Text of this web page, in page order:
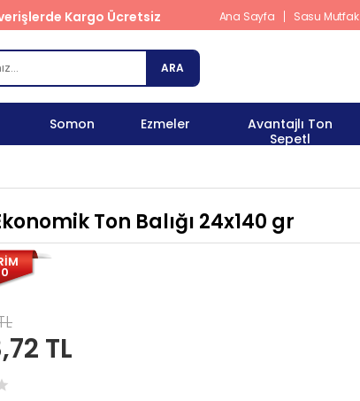
Kargo Ücretsiz Ana Sayfa Sasu Mutfak
ARA
Somon Ezmeler
Avantajlı Ton
Sepetl
Ton Balığı 24x140 gr
TL